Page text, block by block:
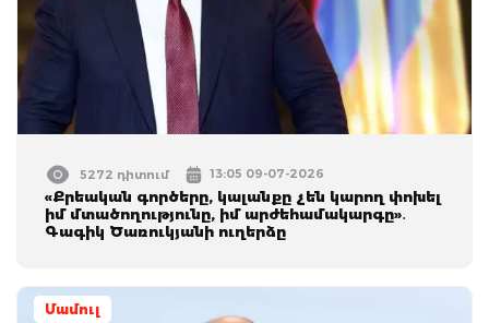
5272 դիտում 13:05 09-07-2026
«Քրեական գործերը, կալանքը չեն կարող փոխել
իմ մտածողությունը, իմ արժեհամակարգը»․
Գագիկ Ծառուկյանի ուղերձը
Մամուլ